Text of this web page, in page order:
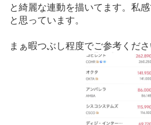
と綺麗な連動を描いてます。私
と思っています。
まぁ暇つぶし程度でご参考くだ